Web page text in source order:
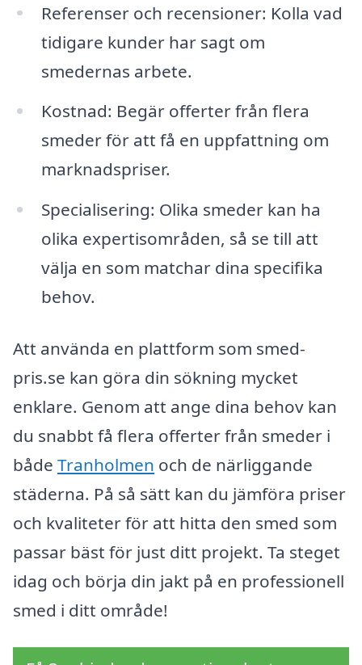
Referenser och recensioner: Kolla vad
tidigare kunder har sagt om
smedernas arbete.
Kostnad: Begär offerter från flera
smeder för att få en uppfattning om
marknadspriser.
Specialisering: Olika smeder kan ha
olika expertisområden, så se till att
välja en som matchar dina specifika
behov.
Att använda en plattform som smed-
pris.se kan göra din sökning mycket
enklare. Genom att ange dina behov kan
du snabbt få flera offerter från smeder i
både Tranholmen och de närliggande
städerna. På så sätt kan du jämföra priser
och kvaliteter för att hitta den smed som
passar bäst för just ditt projekt. Ta steget
idag och börja din jakt på en professionell
smed i ditt område!